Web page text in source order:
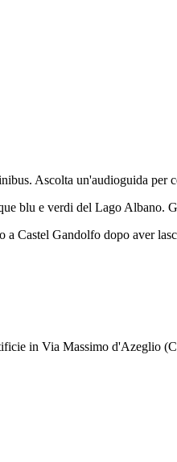
Ascolta un'audioguida per
blu e verdi del Lago Albano.
a Castel Gandolfo dopo aver
in Via Massimo d'Azeglio